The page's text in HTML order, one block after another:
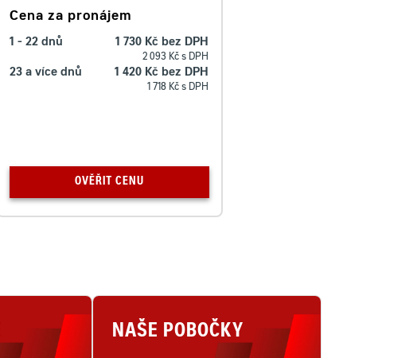
Cena za pronájem
1 - 22 dnů 1 730 Kč bez DPH
2 093 Kč s DPH
23 a více dnů 1 420 Kč bez DPH
1 718 Kč s DPH
OVĚŘIT CENU
NAŠE POBOČKY